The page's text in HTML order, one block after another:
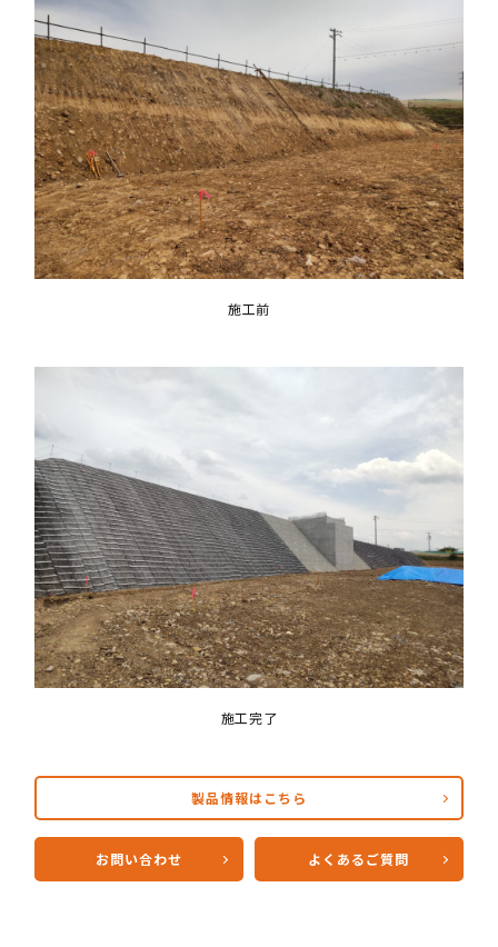
施工前
施工完了
製品情報はこちら
お問い合わせ よくあるご質問